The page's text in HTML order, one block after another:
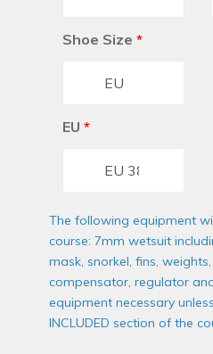
Shoe Size *
EU *
The following equipment
course: 7mm wetsuit
mask, snorkel, fins,
compensator, regulator
equipment necessary
INCLUDED section of the